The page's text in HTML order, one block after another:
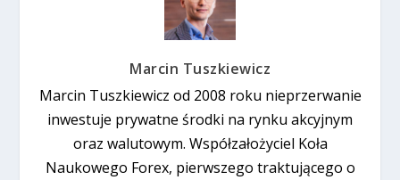
Marcin Tuszkiewicz
Marcin Tuszkiewicz od 2008 roku nieprzerwanie
inwestuje prywatne środki na rynku akcyjnym
oraz walutowym. Współzałożyciel Koła
Naukowego Forex, pierwszego traktującego o